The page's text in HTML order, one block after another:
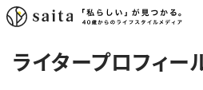
ライタープロフィー